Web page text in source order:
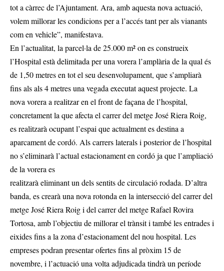
tot a càrrec de l’Ajuntament. Ara, amb aquesta nova actuació,
volem millorar les condicions per a l’accés tant per als vianants
com en vehicle”, manifestava.
En l’actualitat, la parcel·la de 25.000 m² on es construeix
l’Hospital està delimitada per una vorera l’amplària de la qual és
de 1,50 metres en tot el seu desenvolupament, que s’ampliarà
fins als als 4 metres una vegada executat aquest projecte. La
nova vorera a realitzar en el front de façana de l’hospital,
concretament la que afecta el carrer del metge José Riera Roig,
es realitzarà ocupant l’espai que actualment es destina a
aparcament de cordó. Als carrers laterals i posterior de l’hospital
no s’eliminarà l’actual estacionament en cordó ja que l’ampliació
de la vorera es
realitzarà eliminant un dels sentits de circulació rodada. D’altra
banda, es crearà una nova rotonda en la intersecció del carrer del
metge José Riera Roig i del carrer del metge Rafael Rovira
Tortosa, amb l’objectiu de millorar el trànsit i també les entrades i
eixides fins a la zona d’estacionament del nou hospital. Les
empreses podran presentar ofertes fins al pròxim 15 de
novembre, i l’actuació una volta adjudicada tindrà un període